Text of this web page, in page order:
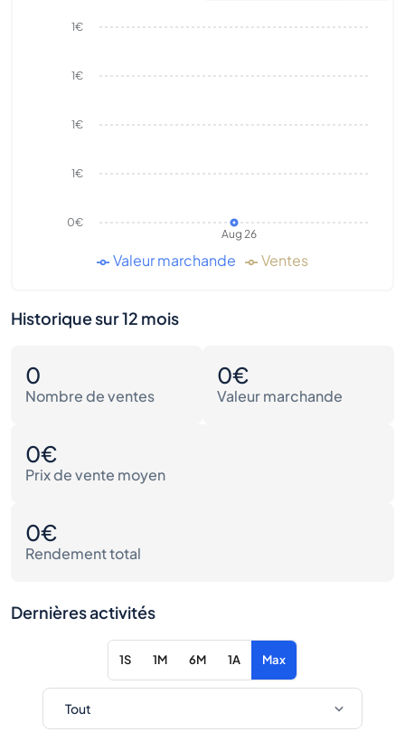
Aug 26
0€
1€
1€
1€
1€
Valeur marchande Ventes
Historique sur 12 mois
0
Nombre de ventes
0€
Valeur marchande
0€
Prix de vente moyen
0€
Rendement total
Dernières activités
1S 1M 6M 1A Max